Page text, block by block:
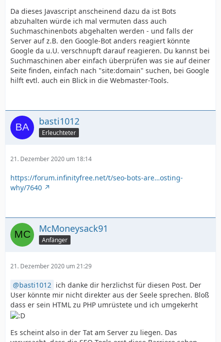
Da dieses Javascript anscheinend dazu da ist Bots
abzuhalten würde ich mal vermuten dass auch
Suchmaschinenbots abgehalten werden - und falls der
Server auf z.B. den Google-Bot anders reagiert könnte
Google da u.U. verschnupft darauf reagieren. Du kannst bei
Suchmaschinen aber einfach überprüfen was sie auf deiner
Seite finden, einfach nach "site:domain" suchen, bei Google
hilft evtl. auch ein Blick in die Webmaster-Tools.
basti1012
Erleuchteter
21. Dezember 2020 um 18:14
https://forum.infinityfree.net/t/seo-bots-are…osting-
why/7640
McMoneysack91
Anfänger
21. Dezember 2020 um 21:29
basti1012 ich danke dir herzlichst für diesen Post. Der
User könnte mir nicht direkter aus der Seele sprechen. Bloß
dass er sein HTML zu PHP umrüstete und ich umgekerht
Es scheint also in der Tat am Server zu liegen. Das